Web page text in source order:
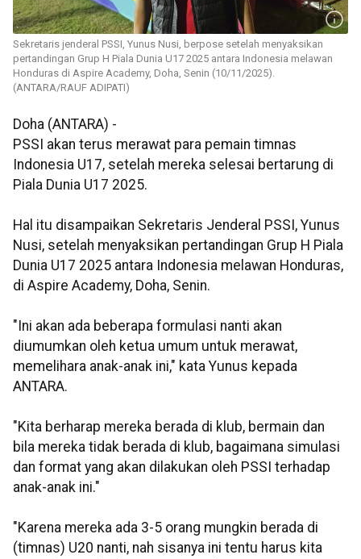
Sekretaris jenderal PSSI, Yunus Nusi, berpose setelah menyaksikan
pertandingan Grup H Piala Dunia U17 2025 antara Indonesia melawan
Honduras di Aspire Academy, Doha, Senin (10/11/2025).
(ANTARA/RAUF ADIPATI)
Doha (ANTARA) -
PSSI akan terus merawat para pemain timnas
Indonesia U17, setelah mereka selesai bertarung di
Piala Dunia U17 2025.
Hal itu disampaikan Sekretaris Jenderal PSSI, Yunus
Nusi, setelah menyaksikan pertandingan Grup H Piala
Dunia U17 2025 antara Indonesia melawan Honduras,
di Aspire Academy, Doha, Senin.
"Ini akan ada beberapa formulasi nanti akan
diumumkan oleh ketua umum untuk merawat,
memelihara anak-anak ini," kata Yunus kepada
ANTARA.
"Kita berharap mereka berada di klub, bermain dan
bila mereka tidak berada di klub, bagaimana simulasi
dan format yang akan dilakukan oleh PSSI terhadap
anak-anak ini."
"Karena mereka ada 3-5 orang mungkin berada di
(timnas) U20 nanti, nah sisanya ini tentu harus kita